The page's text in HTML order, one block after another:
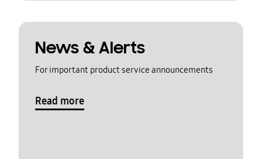
News & Alerts
For important product service announcements
Read more